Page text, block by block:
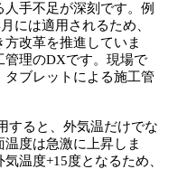
手不足が深刻です。例
には適用されるため、
改革を推進していま
管理のDXです。現場で
ブレットによる施工管
すると、外気温だけでな
度は急激に上昇しま
温度+15度となるため、